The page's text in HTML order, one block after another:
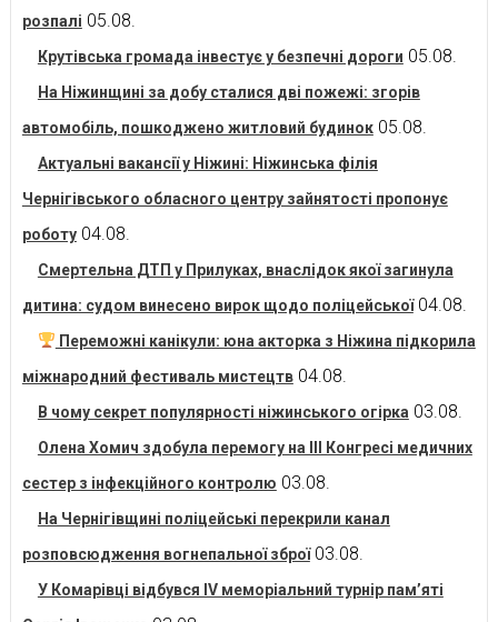
розпалі 05.08.
Крутівська громада інвестує у безпечні дороги 05.08.
На Ніжинщині за добу сталися дві пожежі: згорів
автомобіль, пошкоджено житловий будинок 05.08.
Актуальні вакансії у Ніжині: Ніжинська філія
Чернігівського обласного центру зайнятості пропонує
роботу 04.08.
Смертельна ДТП у Прилуках, внаслідок якої загинула
дитина: судом винесено вирок щодо поліцейської 04.08.
Переможні канікули: юна акторка з Ніжина підкорила
міжнародний фестиваль мистецтв 04.08.
В чому секрет популярності ніжинського огірка 03.08.
Олена Хомич здобула перемогу на ІІІ Конгресі медичних
сестер з інфекційного контролю 03.08.
На Чернігівщині поліцейські перекрили канал
розповсюдження вогнепальної зброї 03.08.
У Комарівці відбувся IV меморіальний турнір пам’яті